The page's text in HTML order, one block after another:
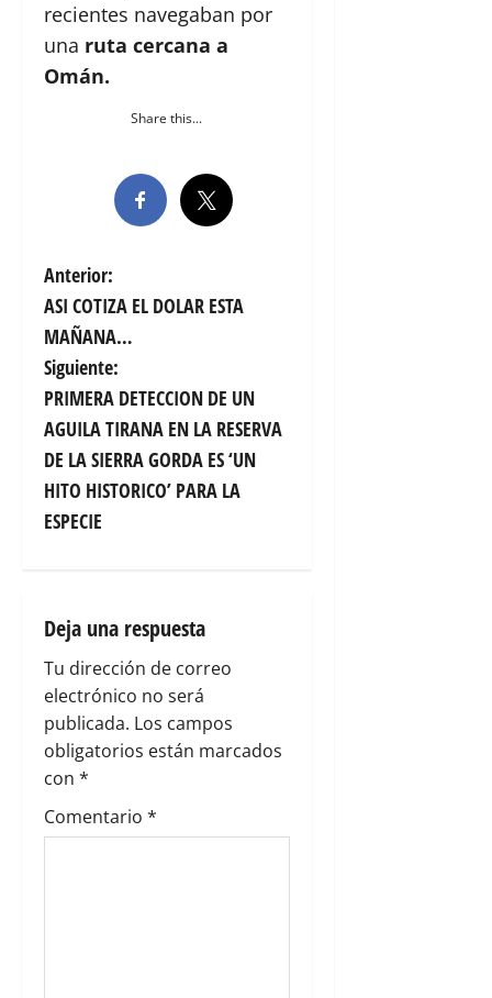
recientes navegaban por
una ruta cercana a
Omán.
Share this...
N
a
v
e
g
a
ó
n
d
e
e
Anterior:
ASI COTIZA EL DOLAR ESTA
MAÑANA…
Siguiente:
PRIMERA DETECCION DE UN
AGUILA TIRANA EN LA RESERVA
DE LA SIERRA GORDA ES ‘UN
HITO HISTORICO’ PARA LA
ESPECIE
Deja una respuesta
Tu dirección de correo
electrónico no será
publicada. Los campos
obligatorios están marcados
con *
Comentario *